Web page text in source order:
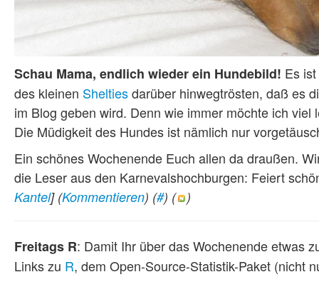
Schau Mama, endlich wieder ein Hundebild! Es
des kleinen Sheltiesdarüber hinwegtrösten, daß es
im Blog geben wird. Denn wie immer möchte ich
Die Müdigkeit des Hundes ist nämlich nur
Ein schönes Wochenende Euch allen da draußen.
die Leser aus den Karnevalshochburgen: Feiert
Kantel] (Kommentieren) (#) ( )
Freitags R: Damit Ihr über das Wochenende etwas
Links zu R, dem Open-Source-Statistik-Paket (nicht